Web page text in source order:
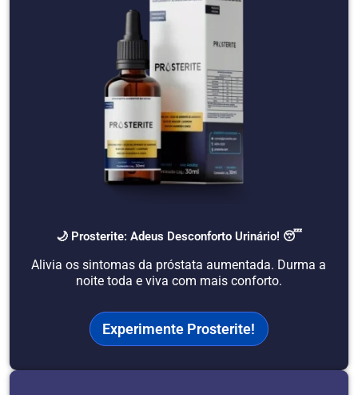
🌙 Prosterite: Adeus Desconforto Urinário! 😴
Alivia os sintomas da próstata aumentada. Durma a
noite toda e viva com mais conforto.
Experimente Prosterite!